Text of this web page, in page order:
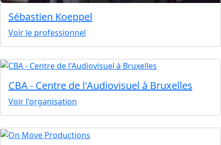
Sébastien Koeppel
Voir le professionnel
CBA - Centre de l'Audiovisuel à Bruxelles
Voir l'organisation